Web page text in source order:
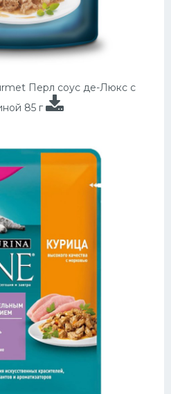
Перл соус де-Люкс с
85 г